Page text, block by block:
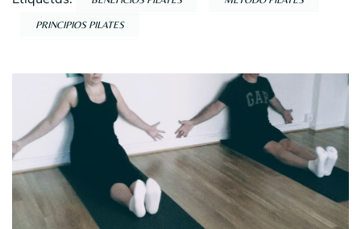
PRINCIPIOS PILATES
Navegación
por
entradas